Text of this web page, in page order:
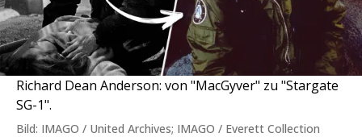
Richard Dean Anderson: von "MacGyver" zu "Stargate
SG-1".
Bild: IMAGO / United Archives; IMAGO / Everett Collection